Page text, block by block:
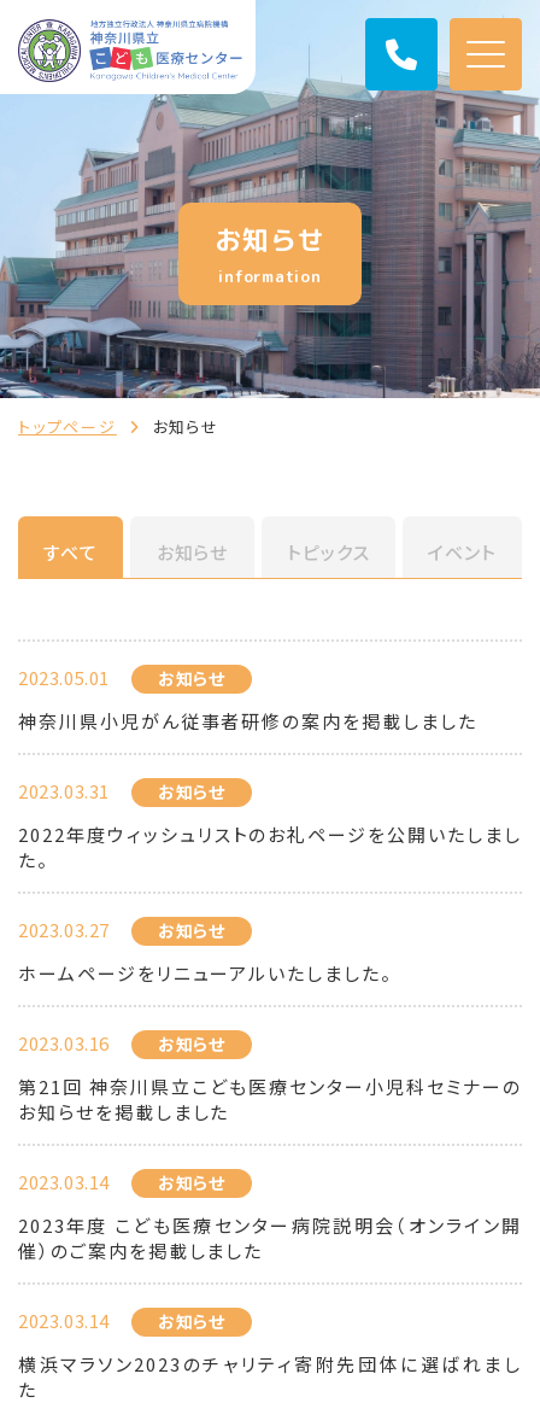
お知らせ
information
トップページ お知らせ
すべて お知らせ トピックス イベント
2023.05.01 お知らせ
神奈川県小児がん従事者研修の案内を掲載しました
2023.03.31 お知らせ
2022年度ウィッシュリストのお礼ページを公開いたしまし
た。
2023.03.27 お知らせ
ホームページをリニューアルいたしました。
2023.03.16 お知らせ
第21回 神奈川県立こども医療センター小児科セミナーの
お知らせを掲載しました
2023.03.14 お知らせ
2023年度 こども医療センター病院説明会（オンライン開
催）のご案内を掲載しました
2023.03.14 お知らせ
横浜マラソン2023のチャリティ寄附先団体に選ばれまし
た